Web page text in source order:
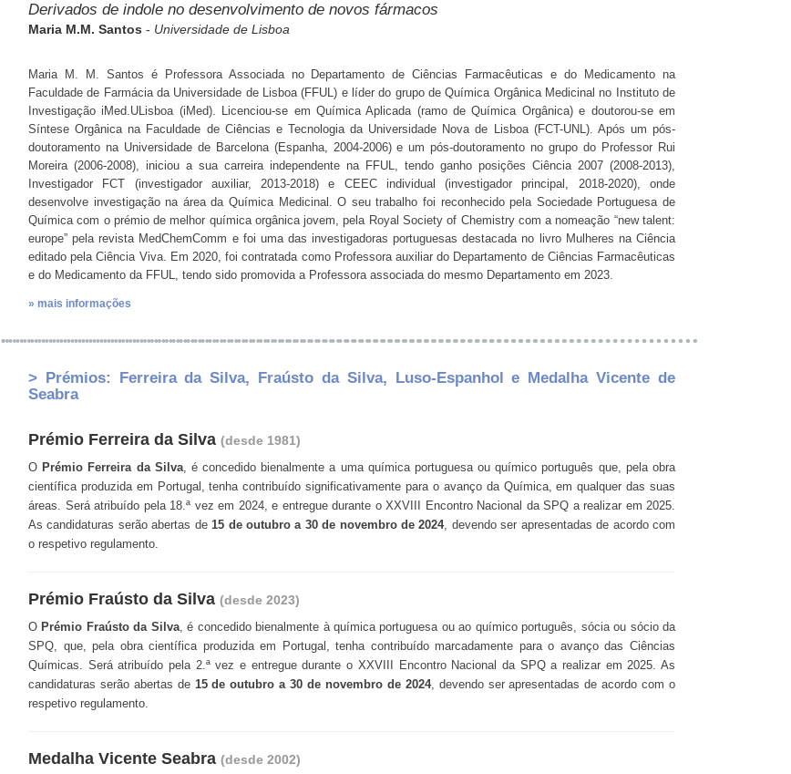
Derivados de indole no desenvolvimento de novos fármacos
Maria M.M. Santos - Universidade de Lisboa
Maria M. M. Santos é Professora Associada no Departamento de Ciências Farmacêuticas e do Medicamento na
Faculdade de Farmácia da Universidade de Lisboa (FFUL) e líder do grupo de Química Orgânica Medicinal no Instituto de
Investigação iMed.ULisboa (iMed). Licenciou-se em Química Aplicada (ramo de Química Orgânica) e doutorou-se em
Síntese Orgânica na Faculdade de Ciências e Tecnologia da Universidade Nova de Lisboa (FCT-UNL). Após um pós-
doutoramento na Universidade de Barcelona (Espanha, 2004-2006) e um pós-doutoramento no grupo do Professor Rui
Moreira (2006-2008), iniciou a sua carreira independente na FFUL, tendo ganho posições Ciência 2007 (2008-2013),
Investigador FCT (investigador auxiliar, 2013-2018) e CEEC individual (investigador principal, 2018-2020), onde
desenvolve investigação na área da Química Medicinal. O seu trabalho foi reconhecido pela Sociedade Portuguesa de
Química com o prémio de melhor química orgânica jovem, pela Royal Society of Chemistry com a nomeação “new talent:
europe” pela revista MedChemComm e foi uma das investigadoras portuguesas destacada no livro Mulheres na Ciência
editado pela Ciência Viva. Em 2020, foi contratada como Professora auxiliar do Departamento de Ciências Farmacêuticas
e do Medicamento da FFUL, tendo sido promovida a Professora associada do mesmo Departamento em 2023.
» mais informações
> Prémios: Ferreira da Silva, Fraústo da Silva, Luso-Espanhol e Medalha Vicente de
Seabra
Prémio Ferreira da Silva (desde 1981)
O Prémio Ferreira da Silva, é concedido bienalmente a uma química portuguesa ou químico português que, pela obra
científica produzida em Portugal, tenha contribuído significativamente para o avanço da Química, em qualquer das suas
áreas. Será atribuído pela 18.ª vez em 2024, e entregue durante o XXVIII Encontro Nacional da SPQ a realizar em 2025.
As candidaturas serão abertas de15 de outubro a 30 de novembro de 2024, devendo ser apresentadas de acordo com
o respetivo regulamento.
Prémio Fraústo da Silva (desde 2023)
O Prémio Fraústo da Silva, é concedido bienalmente à química portuguesa ou ao químico português, sócia ou sócio da
SPQ, que, pela obra científica produzida em Portugal, tenha contribuído marcadamente para o avanço das Ciências
Químicas. Será atribuído pela 2.ª vez e entregue durante o XXVIII Encontro Nacional da SPQ a realizar em 2025. As
candidaturas serão abertas de 15 de outubro a 30 de novembro de 2024, devendo ser apresentadas de acordo com o
respetivo regulamento.
Medalha Vicente Seabra (desde 2002)